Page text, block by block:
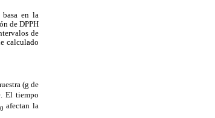
en la
de DPPH
de
calculado
(g de
El tiempo
afectan la